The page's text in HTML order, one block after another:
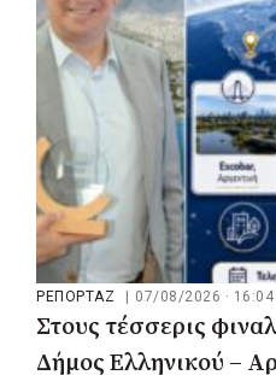
ΡΕΠΟΡΤΑΖ | 07/08/2026 · 16:04
Στους τέσσερις
Δήμος Ελληνικού –